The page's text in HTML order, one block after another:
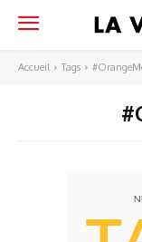
Accueil Tags